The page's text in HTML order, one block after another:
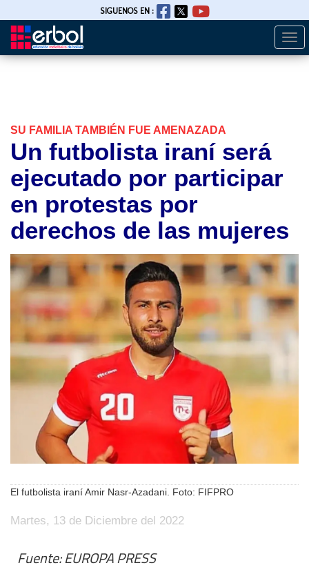
Pasar
SIGUENOS EN :
SU FAMILIA TAMBIÉN FUE AMENAZADA
Un futbolista iraní será
ejecutado por participar
en protestas por
derechos de las mujeres
El futbolista iraní Amir Nasr-Azadani. Foto: FIFPRO
Martes, 13 de Diciembre del 2022
Fuente: EUROPA PRESS